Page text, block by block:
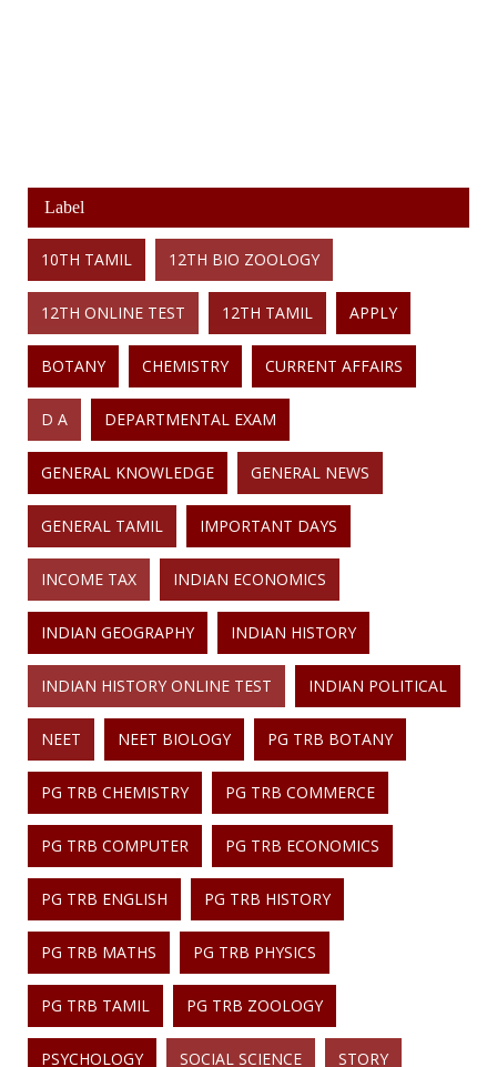
Label
10TH TAMIL 12TH BIO ZOOLOGY
12TH ONLINE TEST 12TH TAMIL APPLY
BOTANY CHEMISTRY CURRENT AFFAIRS
D A DEPARTMENTAL EXAM
GENERAL KNOWLEDGE GENERAL NEWS
GENERAL TAMIL IMPORTANT DAYS
INCOME TAX INDIAN ECONOMICS
INDIAN GEOGRAPHY INDIAN HISTORY
INDIAN HISTORY ONLINE TEST INDIAN POLITICAL
NEET NEET BIOLOGY PG TRB BOTANY
PG TRB CHEMISTRY PG TRB COMMERCE
PG TRB COMPUTER PG TRB ECONOMICS
PG TRB ENGLISH PG TRB HISTORY
PG TRB MATHS PG TRB PHYSICS
PG TRB TAMIL PG TRB ZOOLOGY
PSYCHOLOGY SOCIAL SCIENCE STORY